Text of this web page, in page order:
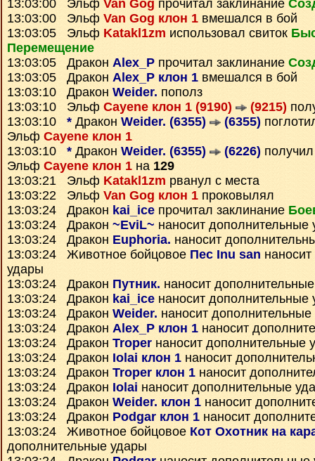
13:03:00 Эльф Van Gog прочитал заклинание
13:03:00 Эльф Van Gog клон 1 вмешался в бой
13:03:05 Эльф Katakl1zm использовал свиток
Перемещение
13:03:05 Дракон Alex_P прочитал заклинание
13:03:05 Дракон Alex_P клон 1 вмешался в бой
13:03:10 Дракон Weider. пополз
13:03:10 Эльф Cayene клон 1 (9190) (9215)
13:03:10 * Дракон Weider. (6355) (6355)
Эльф Cayene клон 1
13:03:10 * Дракон Weider. (6355) (6226)
Эльф Cayene клон 1 на 129
13:03:21 Эльф Katakl1zm рванул с места
13:03:22 Эльф Van Gog клон 1 проковылял
13:03:24 Дракон kai_ice прочитал заклинание
13:03:24 Дракон ~EviL~ наносит дополнительные
13:03:24 Дракон Euphoria. наносит
13:03:24 Животное бойцовое Пес Inu san
удары
13:03:24 Дракон Путник. наносит
13:03:24 Дракон kai_ice наносит дополнительные
13:03:24 Дракон Weider. наносит
13:03:24 Дракон Alex_P клон 1 наносит
13:03:24 Дракон Troper наносит дополнительные
13:03:24 Дракон Iolai клон 1 наносит
13:03:24 Дракон Troper клон 1 наносит
13:03:24 Дракон Iolai наносит дополнительные
13:03:24 Дракон Weider. клон 1 наносит
13:03:24 Дракон Podgar клон 1 наносит
13:03:24 Животное бойцовое Кот Охотник на
дополнительные удары